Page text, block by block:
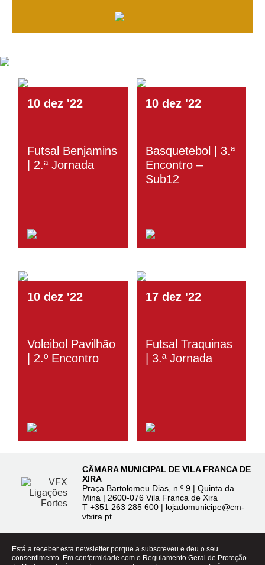
10 dez '22
Futsal Benjamins
| 2.ª Jornada
10 dez '22
Basquetebol | 3.ª
Encontro –
Sub12
10 dez '22
Voleibol Pavilhão
| 2.º Encontro
17 dez '22
Futsal Traquinas
| 3.ª Jornada
CÂMARA MUNICIPAL DE VILA FRANCA DE
XIRA
Praça Bartolomeu Dias, n.º 9 | Quinta da
Mina | 2600-076 Vila Franca de Xira
T +351 263 285 600 | lojadomunicipe@cm-
vfxira.pt
Está a receber esta newsletter porque a subscreveu e deu o seu
consentimento. Em conformidade com o Regulamento Geral de Proteção